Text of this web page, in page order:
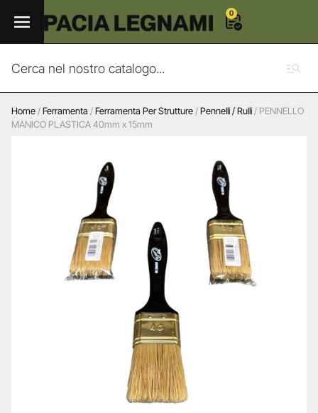
0
Home/Ferramenta /Ferramenta Per Strutture/Pennelli / Rulli/ PENNELLO
MANICO PLASTICA 40mm x 15mm